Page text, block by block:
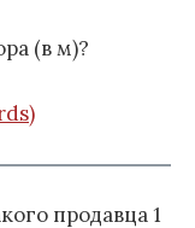
(в м)?
продавца 1